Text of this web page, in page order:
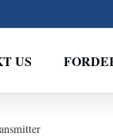
US